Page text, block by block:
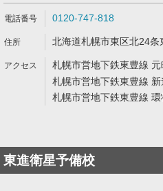
0120-747-818
北海道札幌市東区北24
札幌市営地下鉄東豊線
札幌市営地下鉄東豊線
札幌市営地下鉄東豊線
東進衛星予備校